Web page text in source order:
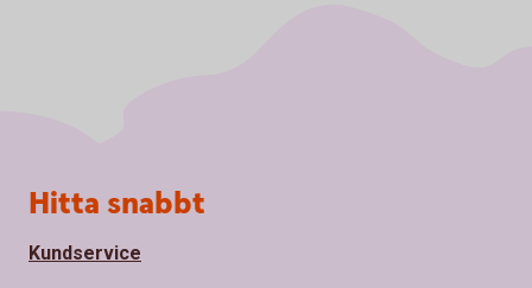
Sidfot
Hitta snabbt
Kundservice